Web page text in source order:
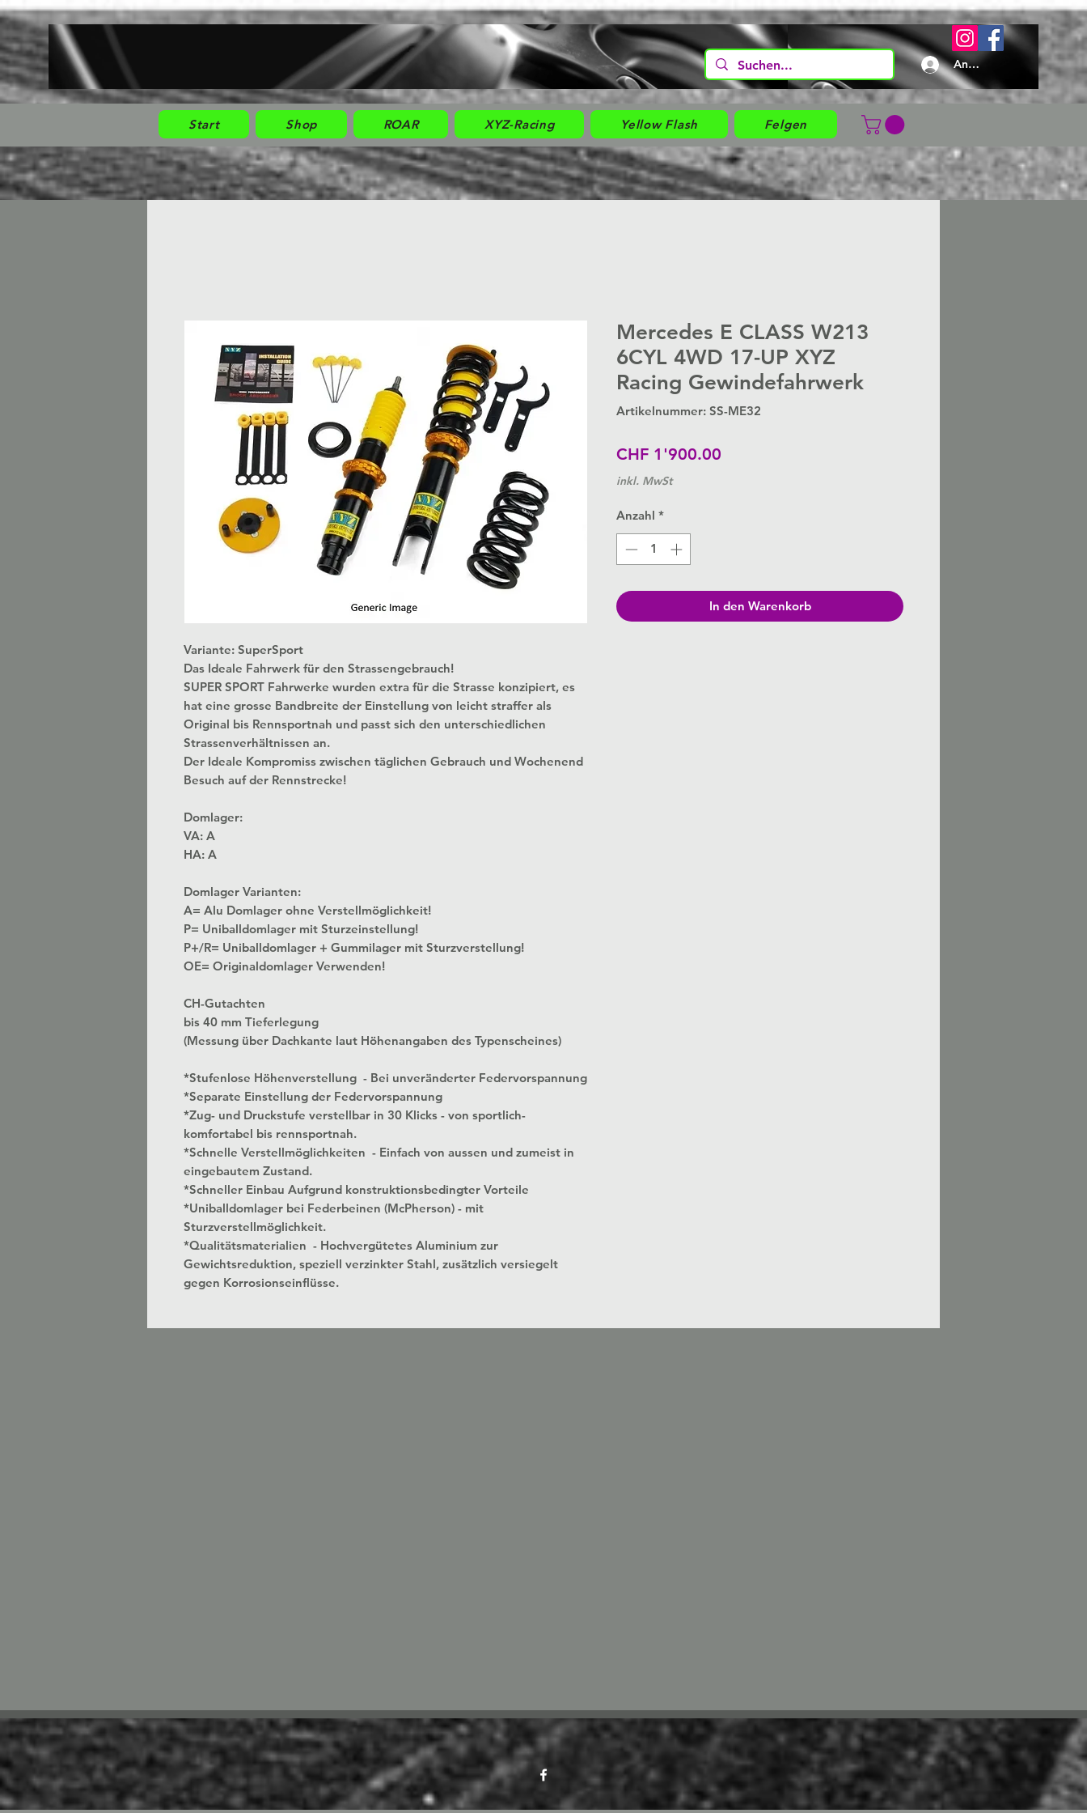
Anmelden
Start Shop ROAR XYZ-Racing Yellow Flash Felgen
Variante: SuperSport
Das Ideale Fahrwerk für den Strassengebrauch!
SUPER SPORT Fahrwerke wurden extra für die Strasse konzipiert, es
hat eine grosse Bandbreite der Einstellung von leicht straffer als
Original bis Rennsportnah und passt sich den unterschiedlichen
Strassenverhältnissen an.
Der Ideale Kompromiss zwischen täglichen Gebrauch und Wochenend
Besuch auf der Rennstrecke!
Domlager:
VA: A
HA: A
Domlager Varianten:
A= Alu Domlager ohne Verstellmöglichkeit!
P= Uniballdomlager mit Sturzeinstellung!
P+/R= Uniballdomlager + Gummilager mit Sturzverstellung!
OE= Originaldomlager Verwenden!
CH-Gutachten
bis 40 mm Tieferlegung
(Messung über Dachkante laut Höhenangaben des Typenscheines)
*Stufenlose Höhenverstellung - Bei unveränderter Federvorspannung
*Separate Einstellung der Federvorspannung
*Zug- und Druckstufe verstellbar in 30 Klicks - von sportlich-
komfortabel bis rennsportnah.
*Schnelle Verstellmöglichkeiten - Einfach von aussen und zumeist in
eingebautem Zustand.
*Schneller Einbau Aufgrund konstruktionsbedingter Vorteile
*Uniballdomlager bei Federbeinen (McPherson) - mit
Sturzverstellmöglichkeit.
*Qualitätsmaterialien - Hochvergütetes Aluminium zur
Gewichtsreduktion, speziell verzinkter Stahl, zusätzlich versiegelt
gegen Korrosionseinflüsse.
Mercedes E CLASS W213
6CYL 4WD 17-UP XYZ
Racing Gewindefahrwerk
Artikelnummer: SS-ME32
CHF 1'900.00
inkl. MwSt
Anzahl *
In den Warenkorb